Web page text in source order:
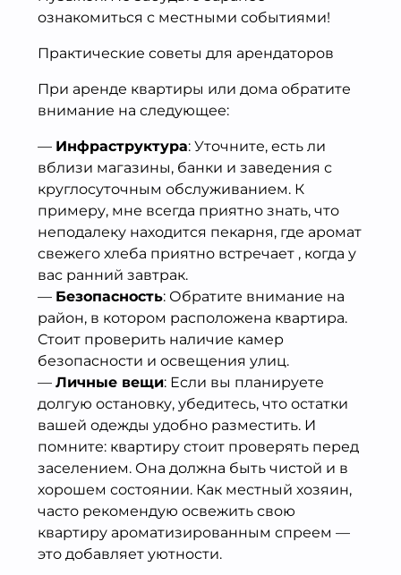
ознакомиться с местными событиями!
Практические советы для арендаторов
При аренде квартиры или дома обратите
внимание на следующее:
— Инфраструктура: Уточните, есть ли
вблизи магазины, банки и заведения с
круглосуточным обслуживанием. К
примеру, мне всегда приятно знать, что
неподалеку находится пекарня, где аромат
свежего хлеба приятно встречает , когда у
вас ранний завтрак.
— Безопасность: Обратите внимание на
район, в котором расположена квартира.
Стоит проверить наличие камер
безопасности и освещения улиц.
— Личные вещи: Если вы планируете
долгую остановку, убедитесь, что остатки
вашей одежды удобно разместить. И
помните: квартиру стоит проверять перед
заселением. Она должна быть чистой и в
хорошем состоянии. Как местный хозяин,
часто рекомендую освежить свою
квартиру ароматизированным спреем —
это добавляет уютности.